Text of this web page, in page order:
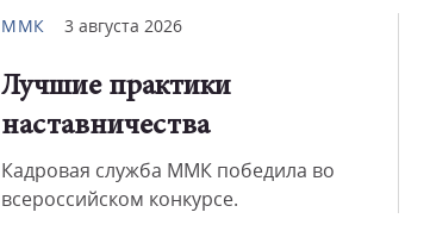
ММК 3 августа 2026
Лучшие практики
наставничества
Кадровая служба ММК победила во
всероссийском конкурсе.